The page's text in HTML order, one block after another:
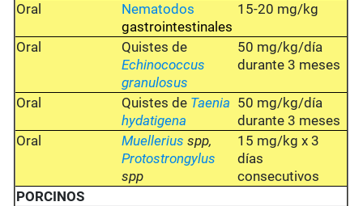
Oral
Nematodos
gastrointestinales
15-20 mg/kg
Oral
Quistes de
Echinococcus
granulosus
50 mg/kg/día
durante 3 meses
Oral Quistes de Taenia
hydatigena
50 mg/kg/día
durante 3 meses
Oral
Muellerius spp,
Protostrongylus
spp
15 mg/kg x 3
días
consecutivos
PORCINOS